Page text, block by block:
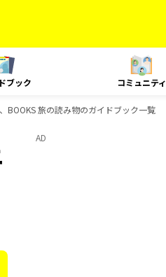
ブック コミュニティ
BOOKS 旅の読み物のガイドブック一覧
AD